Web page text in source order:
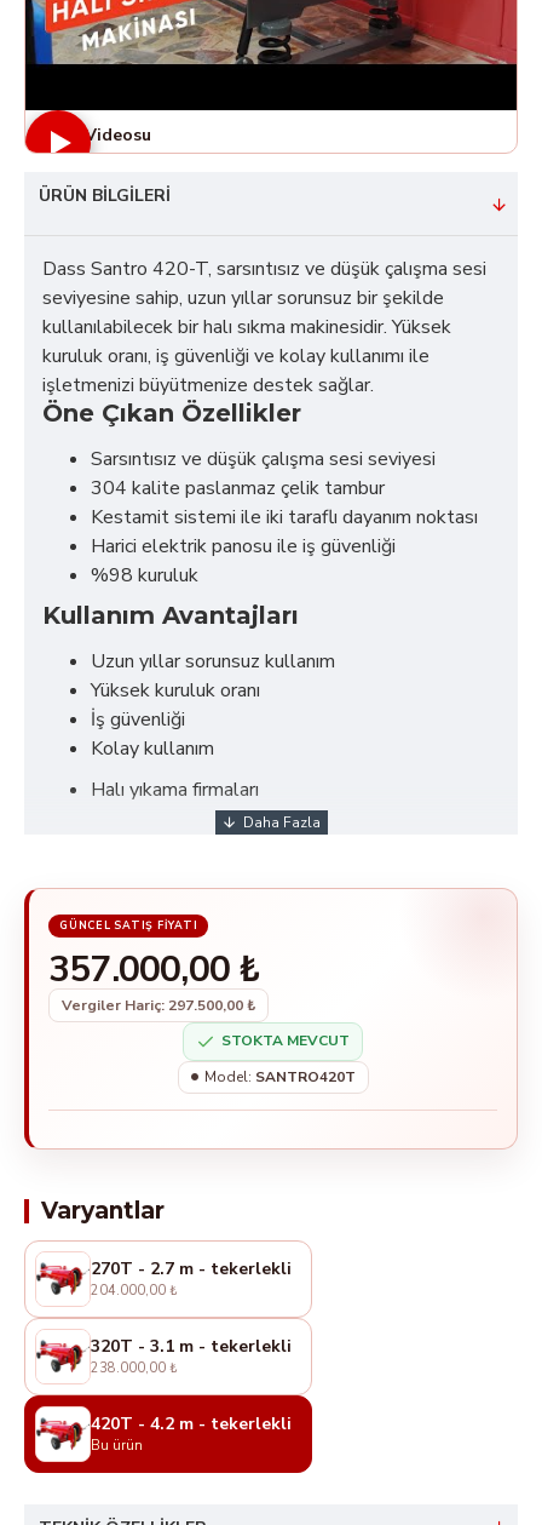
Ürün Videosu
ÜRÜN BILGILERI
Dass Santro 420-T, sarsıntısız ve düşük çalışma sesi
seviyesine sahip, uzun yıllar sorunsuz bir şekilde
kullanılabilecek bir halı sıkma makinesidir. Yüksek
kuruluk oranı, iş güvenliği ve kolay kullanımı ile
işletmenizi büyütmenize destek sağlar.
Öne Çıkan Özellikler
Sarsıntısız ve düşük çalışma sesi seviyesi
304 kalite paslanmaz çelik tambur
Kestamit sistemi ile iki taraflı dayanım noktası
Harici elektrik panosu ile iş güvenliği
%98 kuruluk
Kullanım Avantajları
Uzun yıllar sorunsuz kullanım
Yüksek kuruluk oranı
İş güvenliği
Kolay kullanım
Halı yıkama firmaları
357.000,00 ₺
Vergiler Hariç: 297.500,00 ₺
STOKTA MEVCUT
Model: SANTRO420T
Varyantlar
270T - 2.7 m - tekerlekli
204.000,00 ₺
320T - 3.1 m - tekerlekli
238.000,00 ₺
420T - 4.2 m - tekerlekli
Bu ürün